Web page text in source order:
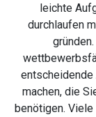
leichte
durchlaufen
entscheidende
machen, die
benötigen.